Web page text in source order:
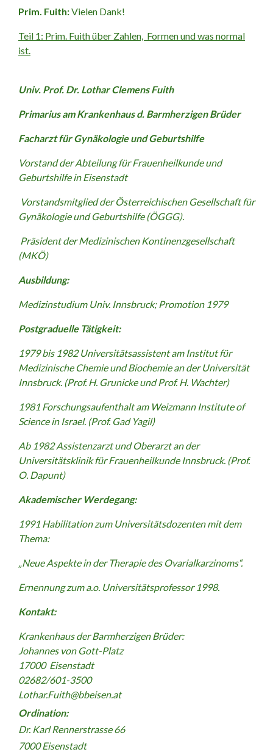
Prim. Fuith:Vielen Dank!
Teil 1: Prim. Fuith über Zahlen, Formen und was normal
ist.
Univ. Prof. Dr. Lothar Clemens Fuith
Primarius am Krankenhaus d. Barmherzigen Brüder
Facharzt für Gynäkologie und Geburtshilfe
Vorstand der Abteilung für Frauenheilkunde und
Geburtshilfe in Eisenstadt
Vorstandsmitglied der Österreichischen Gesellschaft für
Gynäkologie und Geburtshilfe (ÖGGG).
Präsident der Medizinischen Kontinenzgesellschaft
(MKÖ)
Ausbildung:
Medizinstudium Univ. Innsbruck; Promotion 1979
Postgraduelle Tätigkeit:
1979 bis 1982 Universitätsassistent am Institut für
Medizinische Chemie und Biochemie an der Universität
Innsbruck. (Prof. H. Grunicke und Prof. H. Wachter)
1981 Forschungsaufenthalt am Weizmann Institute of
Science in Israel. (Prof. Gad Yagil)
Ab 1982 Assistenzarzt und Oberarzt an der
Universitätsklinik für Frauenheilkunde Innsbruck. (Prof.
O. Dapunt)
Akademischer Werdegang:
1991 Habilitation zum Universitätsdozenten mit dem
Thema:
„Neue Aspekte in der Therapie des Ovarialkarzinoms“.
Ernennung zum a.o. Universitätsprofessor 1998.
Kontakt:
Krankenhaus der Barmherzigen Brüder:
Johannes von Gott-Platz
17000 Eisenstadt
02682/601-3500
Lothar.Fuith@bbeisen.at
Ordination:
Dr. Karl Rennerstrasse 66
7000 Eisenstadt